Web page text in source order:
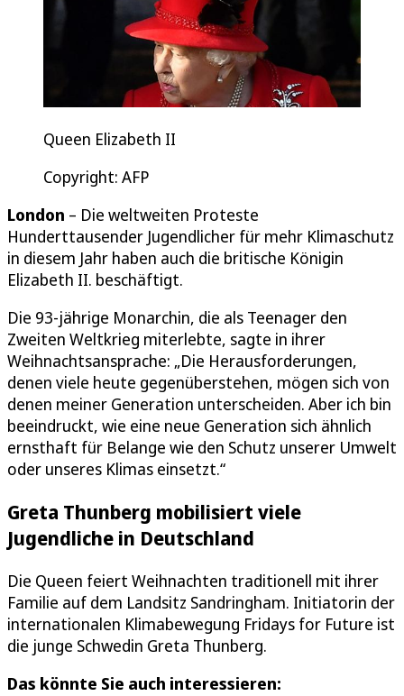
Queen Elizabeth II
Copyright: AFP
London – Die weltweiten Proteste
Hunderttausender Jugendlicher für mehr Klimaschutz
in diesem Jahr haben auch die britische Königin
Elizabeth II. beschäftigt.
Die 93-jährige Monarchin, die als Teenager den
Zweiten Weltkrieg miterlebte, sagte in ihrer
Weihnachtsansprache: „Die Herausforderungen,
denen viele heute gegenüberstehen, mögen sich von
denen meiner Generation unterscheiden. Aber ich bin
beeindruckt, wie eine neue Generation sich ähnlich
ernsthaft für Belange wie den Schutz unserer Umwelt
oder unseres Klimas einsetzt.“
Greta Thunberg mobilisiert viele
Jugendliche in Deutschland
Die Queen feiert Weihnachten traditionell mit ihrer
Familie auf dem Landsitz Sandringham. Initiatorin der
internationalen Klimabewegung Fridays for Future ist
die junge Schwedin Greta Thunberg.
Das könnte Sie auch interessieren: